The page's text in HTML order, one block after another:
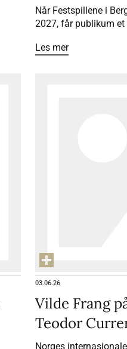
Når Festspillene i
2027, får publikum
festspillmusiker for
Les mer
03.06.26
Vilde Frang
Teodor
Norges